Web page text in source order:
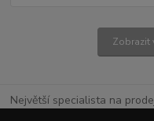
Zobrazit
Největší specialista na